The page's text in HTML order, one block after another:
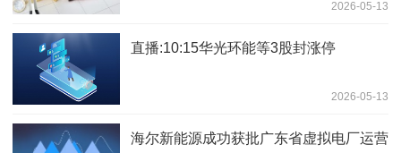
2026-05-13
直播:10:15华光环能等3股封涨停
2026-05-13
海尔新能源成功获批广东省虚拟电厂运营